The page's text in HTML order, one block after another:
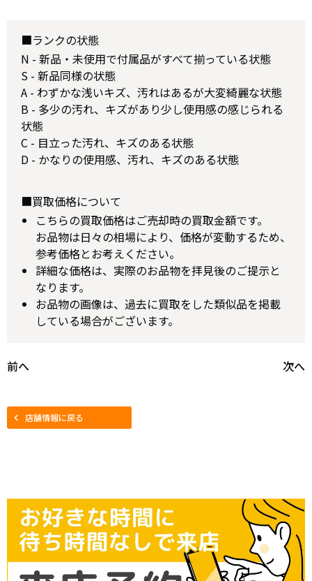
■ランクの状態
N - 新品・未使用で付属品がすべて揃っている状態
S - 新品同様の状態
A - わずかな浅いキズ、汚れはあるが大変綺麗な状態
B - 多少の汚れ、キズがあり少し使用感の感じられる
状態
C - 目立った汚れ、キズのある状態
D - かなりの使用感、汚れ、キズのある状態
■買取価格について
こちらの買取価格はご売却時の買取金額です。
お品物は日々の相場により、価格が変動するため、
参考価格とお考えください。
詳細な価格は、実際のお品物を拝見後のご提示と
なります。
お品物の画像は、過去に買取をした類似品を掲載
している場合がございます。
前へ 次へ
店舗情報に戻る